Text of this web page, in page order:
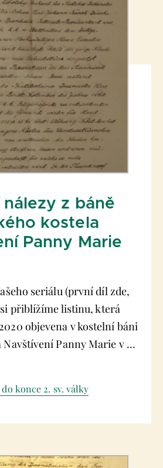
z báně
kostela
Panny Marie
seriálu (první díl zde,
přiblížíme listinu, která
objevena v kostelní báni
Navštívení Panny Marie v …
konce 2. sv. války